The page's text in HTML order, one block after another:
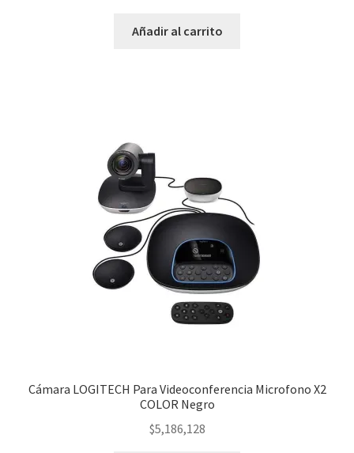
Añadir al carrito
Cámara LOGITECH Para Videoconferencia Microfono X2
COLOR Negro
$5,186,128